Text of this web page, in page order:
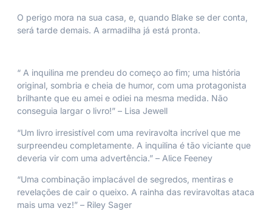
O perigo mora na sua casa, e, quando Blake se der conta,
será tarde demais. A armadilha já está pronta.
“ A inquilina me prendeu do começo ao fim; uma história
original, sombria e cheia de humor, com uma protagonista
brilhante que eu amei e odiei na mesma medida. Não
conseguia largar o livro!” – Lisa Jewell
“Um livro irresistível com uma reviravolta incrível que me
surpreendeu completamente. A inquilina é tão viciante que
deveria vir com uma advertência.” – Alice Feeney
“Uma combinação implacável de segredos, mentiras e
revelações de cair o queixo. A rainha das reviravoltas ataca
mais uma vez!” – Riley Sager